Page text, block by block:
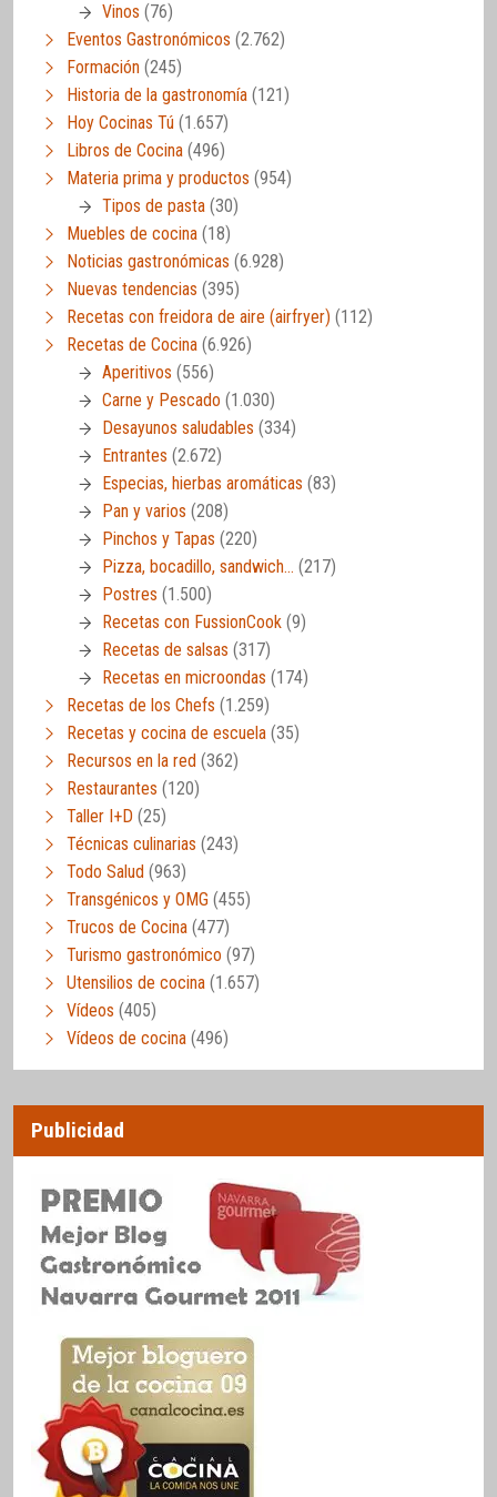
Vinos (76)
Eventos Gastronómicos (2.762)
Formación (245)
Historia de la gastronomía (121)
Hoy Cocinas Tú (1.657)
Libros de Cocina (496)
Materia prima y productos (954)
Tipos de pasta (30)
Muebles de cocina (18)
Noticias gastronómicas (6.928)
Nuevas tendencias (395)
Recetas con freidora de aire (airfryer) (112)
Recetas de Cocina (6.926)
Aperitivos (556)
Carne y Pescado (1.030)
Desayunos saludables (334)
Entrantes (2.672)
Especias, hierbas aromáticas (83)
Pan y varios (208)
Pinchos y Tapas (220)
Pizza, bocadillo, sandwich… (217)
Postres (1.500)
Recetas con FussionCook (9)
Recetas de salsas (317)
Recetas en microondas (174)
Recetas de los Chefs (1.259)
Recetas y cocina de escuela (35)
Recursos en la red (362)
Restaurantes (120)
Taller I+D (25)
Técnicas culinarias (243)
Todo Salud (963)
Transgénicos y OMG (455)
Trucos de Cocina (477)
Turismo gastronómico (97)
Utensilios de cocina (1.657)
Vídeos (405)
Vídeos de cocina (496)
Publicidad